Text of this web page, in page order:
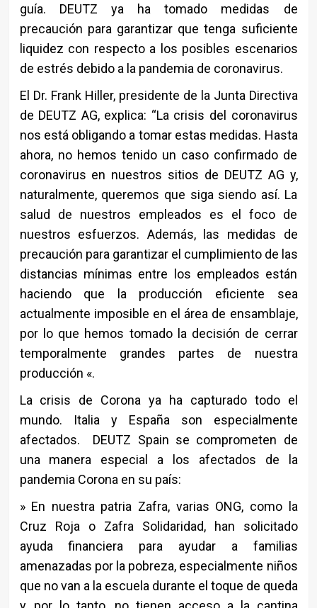
guía. DEUTZ ya ha tomado medidas de
precaución para garantizar que tenga suficiente
liquidez con respecto a los posibles escenarios
de estrés debido a la pandemia de coronavirus.
El Dr. Frank Hiller, presidente de la Junta Directiva
de DEUTZ AG, explica: “La crisis del coronavirus
nos está obligando a tomar estas medidas. Hasta
ahora, no hemos tenido un caso confirmado de
coronavirus en nuestros sitios de DEUTZ AG y,
naturalmente, queremos que siga siendo así. La
salud de nuestros empleados es el foco de
nuestros esfuerzos. Además, las medidas de
precaución para garantizar el cumplimiento de las
distancias mínimas entre los empleados están
haciendo que la producción eficiente sea
actualmente imposible en el área de ensamblaje,
por lo que hemos tomado la decisión de cerrar
temporalmente grandes partes de nuestra
producción «.
La crisis de Corona ya ha capturado todo el
mundo. Italia y España son especialmente
afectados. DEUTZ Spain se comprometen de
una manera especial a los afectados de la
pandemia Corona en su país:
» En nuestra patria Zafra, varias ONG, como la
Cruz Roja o Zafra Solidaridad, han solicitado
ayuda financiera para ayudar a familias
amenazadas por la pobreza, especialmente niños
que no van a la escuela durante el toque de queda